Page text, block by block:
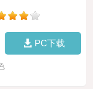
PC下载